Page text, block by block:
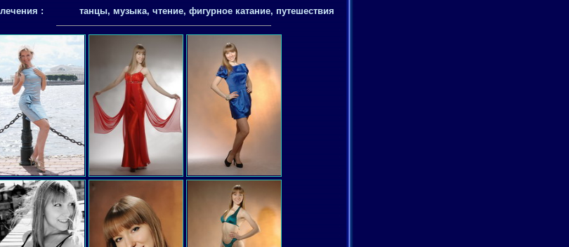
:
танцы, музыка, чтение, фигурное катание, путешествия